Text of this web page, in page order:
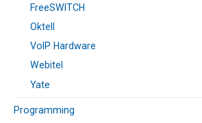
FreeSWITCH
Oktell
VoIP Hardware
Webitel
Yate
Programming